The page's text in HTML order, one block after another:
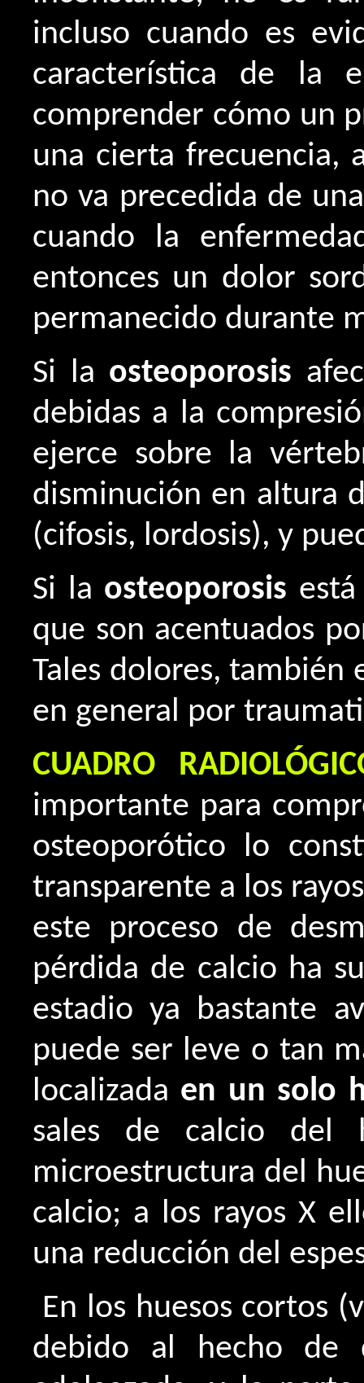
incluso cuando es
característica de la
comprender cómo un
una cierta frecuencia,
no va precedida de
cuando la
entonces un dolor
permanecido durante
Si la osteoporosis
debidas a la
ejerce sobre la
disminución en altura
(cifosis, lordosis), y
Si la osteoporosis
que son acentuados
Tales dolores, también
en general por
CUADRO
importante para
osteoporótico lo
transparente a los
este proceso de
pérdida de calcio ha
estadio ya bastante
puede ser leve o tan
localizada en un solo
sales de calcio
microestructura del
calcio; a los rayos X
una reducción del
En los huesos cortos
debido al hecho de